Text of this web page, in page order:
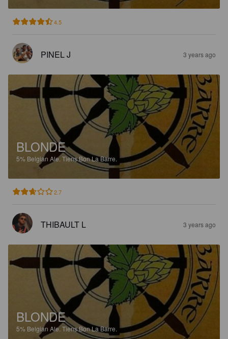
4.5
PINEL J 3 years ago
BLONDE
5% Belgian Ale. Tiens Bon La Barre.
2.7
THIBAULT L 3 years ago
BLONDE
5% Belgian Ale. Tiens Bon La Barre.